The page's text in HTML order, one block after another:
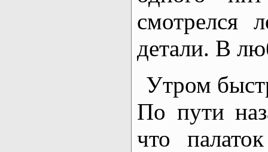
смотрелся
детали. В
Утром
По пути
что